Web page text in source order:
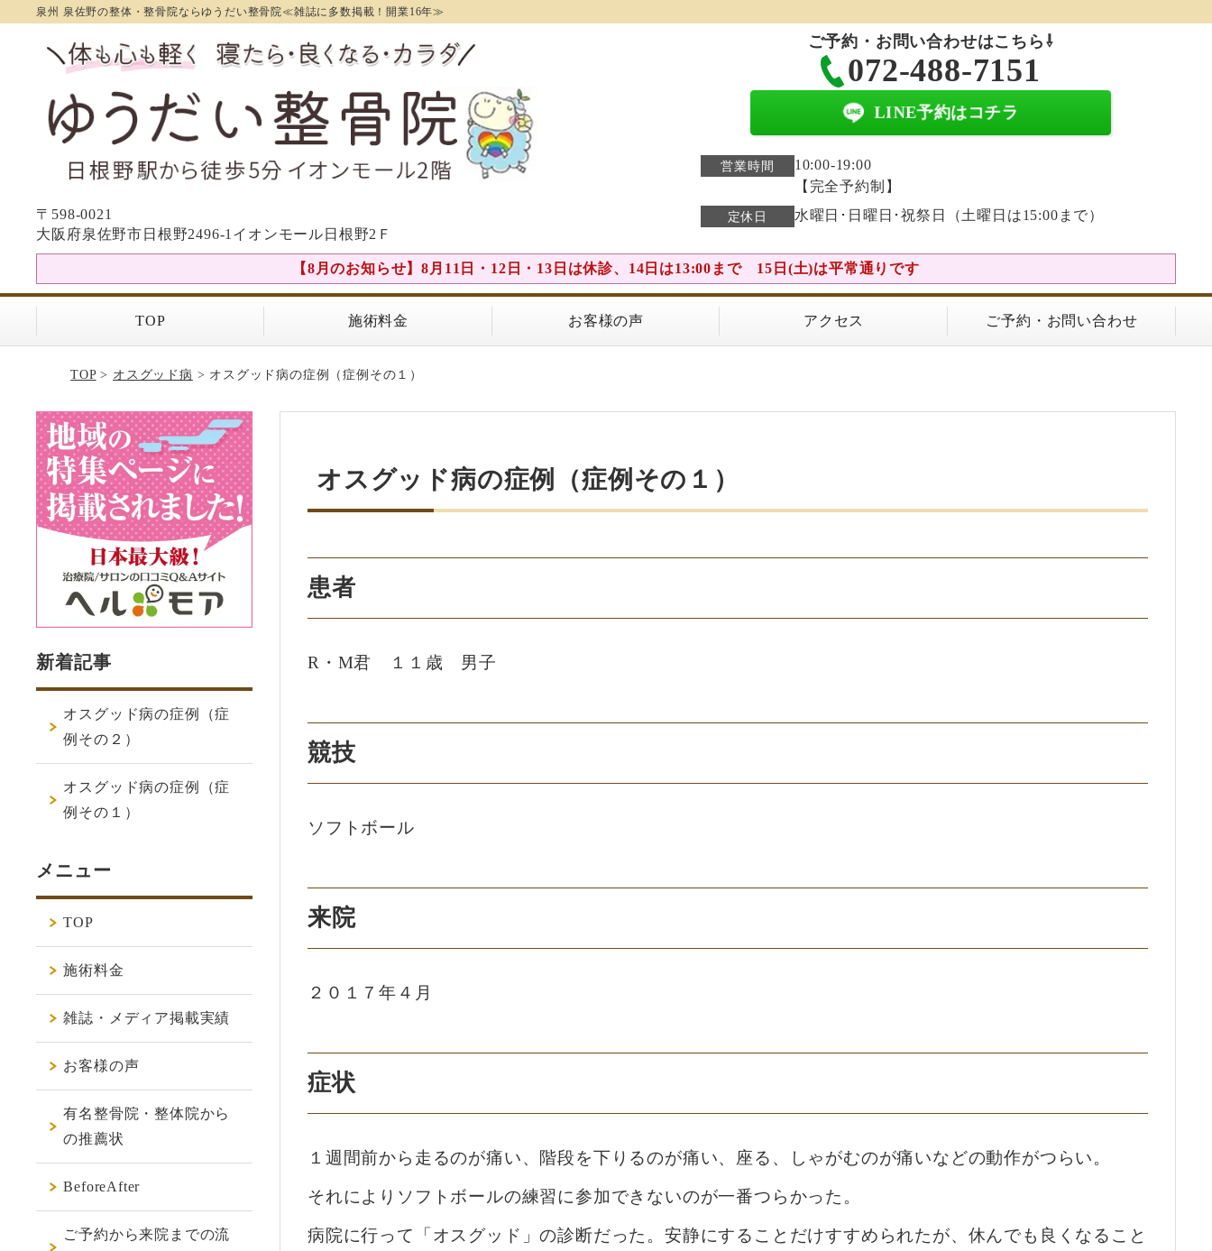
泉州 泉佐野の整体・整骨院ならゆうだい整骨院≪雑誌に多数掲載！開業16年≫
〒598-0021
大阪府泉佐野市日根野2496-1イオンモール日根野2Ｆ
ご予約・お問い合わせはこちら⇩
072-488-7151
LINE予約はコチラ
営業時間
10:00-19:00
【完全予約制】
定休日 水曜日･日曜日･祝祭日（土曜日は15:00まで）
【8月のお知らせ】8月11日・12日・13日は休診、14日は13:00まで 15日(土)は平常通りです
TOP 施術料金 お客様の声 アクセス ご予約・お問い合わせ
TOP> オスグッド病 > オスグッド病の症例（症例その１）
オスグッド病の症例（症例その１）
患者
R・M君 １１歳 男子
競技
ソフトボール
来院
２０１７年４月
症状
１週間前から走るのが痛い、階段を下りるのが痛い、座る、しゃがむのが痛いなどの動作がつらい。
それによりソフトボールの練習に参加できないのが一番つらかった。
病院に行って「オスグッド」の診断だった。安静にすることだけすすめられたが、休んでも良くなること
新着記事
オスグッド病の症例（症
例その２）
オスグッド病の症例（症
例その１）
メニュー
TOP
施術料金
雑誌・メディア掲載実績
お客様の声
有名整骨院・整体院から
の推薦状
BeforeAfter
ご予約から来院までの流